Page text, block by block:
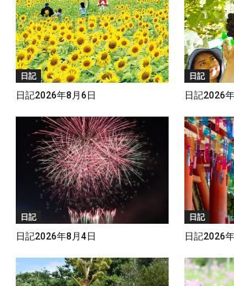
日記
日記2026年8月6日
日記
日記2026
日記
日記2026年8月4日
日記
日記2026